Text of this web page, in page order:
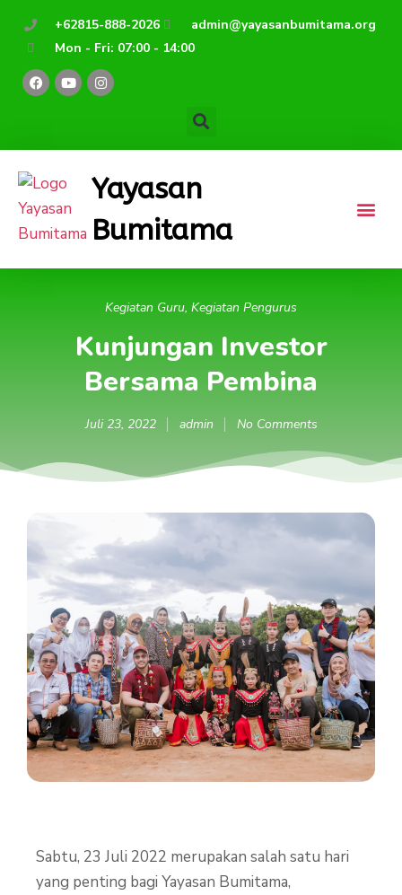
+62815-888-2026
admin@yayasanbumitama.org
Mon - Fri: 07:00 - 14:00
F
a
c
o
Y
o
u
e
I
n
s
r
m
Yayasan
Bumitama
Kegiatan Guru, Kegiatan Pengurus
Kunjungan Investor
Bersama Pembina
Juli 23, 2022 admin No Comments
Sabtu, 23 Juli 2022 merupakan salah satu hari
yang penting bagi Yayasan Bumitama,